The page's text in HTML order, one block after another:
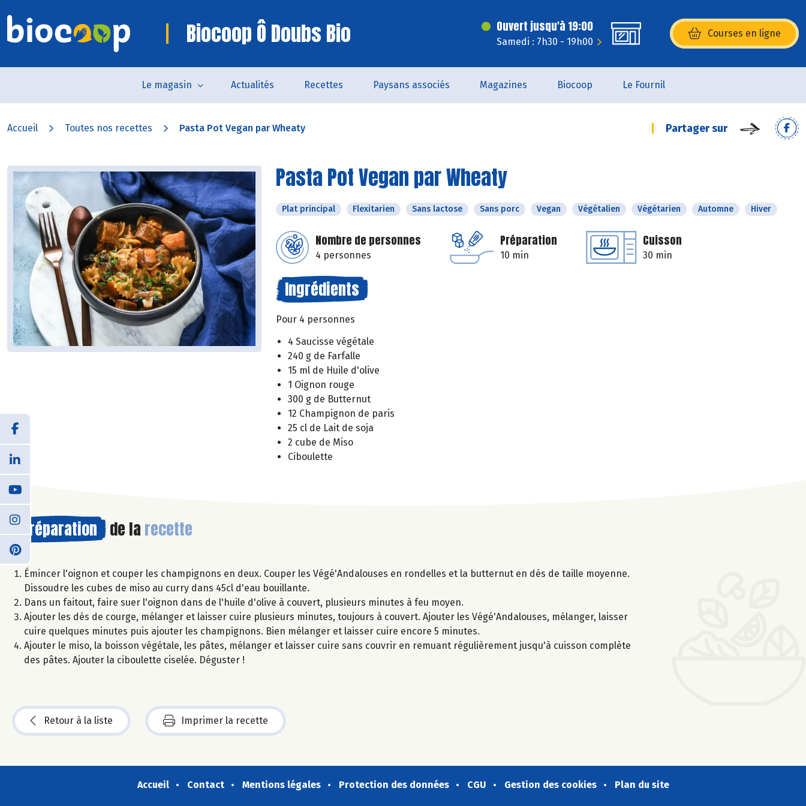
Biocoop Ô Doubs Bio Ouvert jusqu'à 19:00
Samedi : 7h30 - 19h00
Courses en ligne
(s’ouvre dans une nouvelle
Le magasin Actualités Recettes Paysans associés Magazines Biocoop Le Fournil
Accueil Toutes nos recettes Pasta Pot Vegan par Wheaty Partager sur
Pasta Pot Vegan par Wheaty
Plat principal Flexitarien Sans lactose Sans porc Vegan Végétalien Végétarien Automne Hiver
Nombre de personnes
4 personnes
Préparation
10 min
Cuisson
30 min
Ingrédients
Pour 4 personnes
4 Saucisse végétale
240 g de Farfalle
15 ml de Huile d'olive
1 Oignon rouge
300 g de Butternut
12 Champignon de paris
25 cl de Lait de soja
2 cube de Miso
Ciboulette
Préparation de la recette
Émincer l'oignon et couper les champignons en deux. Couper les Végé'Andalouses en rondelles et la butternut en dés de taille moyenne.
Dissoudre les cubes de miso au curry dans 45cl d'eau bouillante.
Dans un faitout, faire suer l'oignon dans de l'huile d'olive à couvert, plusieurs minutes à feu moyen.
Ajouter les dés de courge, mélanger et laisser cuire plusieurs minutes, toujours à couvert. Ajouter les Végé'Andalouses, mélanger, laisser
cuire quelques minutes puis ajouter les champignons. Bien mélanger et laisser cuire encore 5 minutes.
Ajouter le miso, la boisson végétale, les pâtes, mélanger et laisser cuire sans couvrir en remuant régulièrement jusqu'à cuisson complète
des pâtes. Ajouter la ciboulette ciselée. Déguster !
Retour à la liste Imprimer la recette
Accueil Contact Mentions légales Protection des données CGU Gestion des cookies Plan du site